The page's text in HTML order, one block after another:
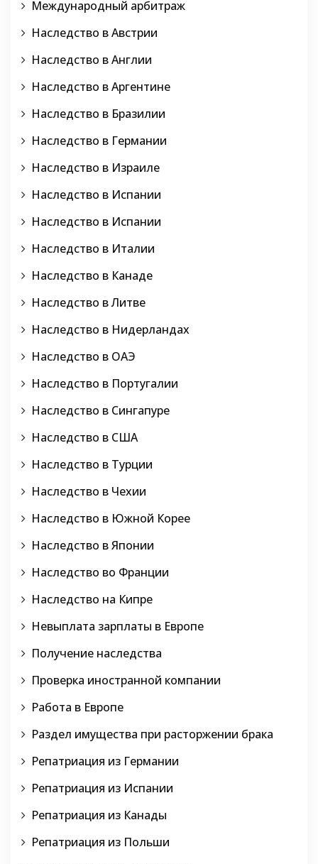
Международный арбитраж
Наследство в Австрии
Наследство в Англии
Наследство в Аргентине
Наследство в Бразилии
Наследство в Германии
Наследство в Израиле
Наследство в Испании
Наследство в Испании
Наследство в Италии
Наследство в Канаде
Наследство в Литве
Наследство в Нидерландах
Наследство в ОАЭ
Наследство в Португалии
Наследство в Сингапуре
Наследство в США
Наследство в Турции
Наследство в Чехии
Наследство в Южной Корее
Наследство в Японии
Наследство во Франции
Наследство на Кипре
Невыплата зарплаты в Европе
Получение наследства
Проверка иностранной компании
Работа в Европе
Раздел имущества при расторжении брака
Репатриация из Германии
Репатриация из Испании
Репатриация из Канады
Репатриация из Польши